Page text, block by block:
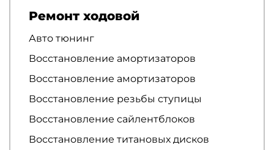
Ремонт ходовой
Авто тюнинг
Восстановление амортизаторов
Восстановление амортизаторов
Восстановление резьбы ступицы
Восстановление сайлентблоков
Восстановление титановых дисков